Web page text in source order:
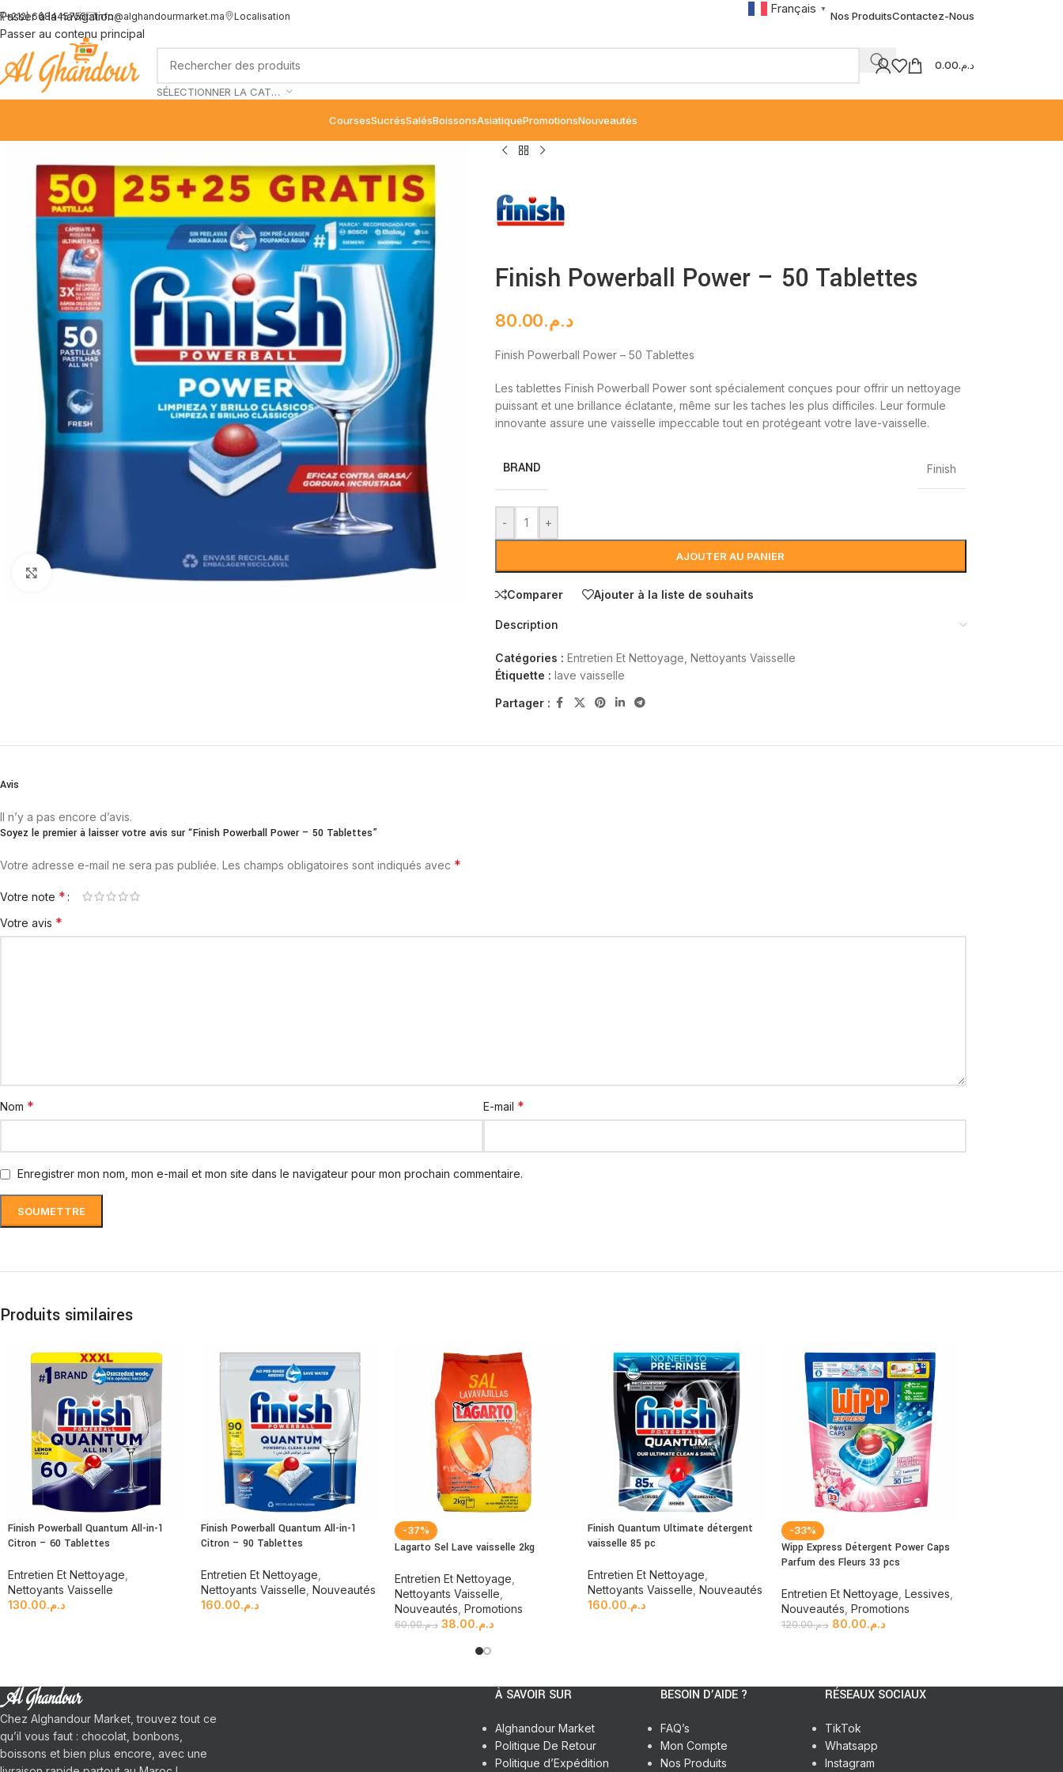
Passer à la navigation
Passer au contenu principal
(+212) 668445755 info@alghandourmarket.ma Localisation Français ▼
Nos ProduitsContactez-Nous
SÉLECTIONNER LA CATÉGORIE
د.م.0.00
CoursesSucrésSalésBoissonsAsiatiquePromotionsNouveautés
Cliquez pour agrandir
Finish Powerball Power – 50 Tablettes
د.م.80.00
Finish Powerball Power – 50 Tablettes
Les tablettes Finish Powerball Power sont spécialement conçues pour offrir un nettoyage
puissant et une brillance éclatante, même sur les taches les plus difficiles. Leur formule
innovante assure une vaisselle impeccable tout en protégeant votre lave-vaisselle.
BRAND Finish
- +
AJOUTER AU PANIER
Comparer Ajouter à la liste de souhaits
Description
Catégories : Entretien Et Nettoyage Nettoyants Vaisselle
Étiquette : lave vaisselle
Partager :
Avis
Il n’y a pas encore d’avis.
Soyez le premier à laisser votre avis sur “Finish Powerball Power – 50 Tablettes”
Votre adresse e-mail ne sera pas publiée. Les champs obligatoires sont indiqués avec *
Votre note *
Votre avis *
Nom * E-mail *
Enregistrer mon nom, mon e-mail et mon site dans le navigateur pour mon prochain commentaire.
Produits similaires
Finish Powerball Quantum All-in-1
Citron – 60 Tablettes
Entretien Et Nettoyage
Nettoyants Vaisselle
د.م.130.00
Finish Powerball Quantum All-in-1
Citron – 90 Tablettes
Entretien Et Nettoyage
Nettoyants Vaisselle Nouveautés
د.م.160.00
-37%
Lagarto Sel Lave vaisselle 2kg
Entretien Et Nettoyage
Nettoyants Vaisselle
Nouveautés Promotions
د.م.60.00 د.م.38.00
Finish Quantum Ultimate détergent
vaisselle 85 pc
Entretien Et Nettoyage
Nettoyants Vaisselle Nouveautés
د.م.160.00
-33%
Wipp Express Détergent Power Caps
Parfum des Fleurs 33 pcs
Entretien Et Nettoyage Lessives
Nouveautés Promotions
د.م.120.00 د.م.80.00
Chez Alghandour Market, trouvez tout ce
qu’il vous faut : chocolat, bonbons,
boissons et bien plus encore, avec une
À SAVOIR SUR
Alghandour Market
Politique De Retour
Politique d’Expédition
BESOIN D’AIDE ?
FAQ’s
Mon Compte
Nos Produits
RÉSEAUX SOCIAUX
TikTok
Whatsapp
Instagram